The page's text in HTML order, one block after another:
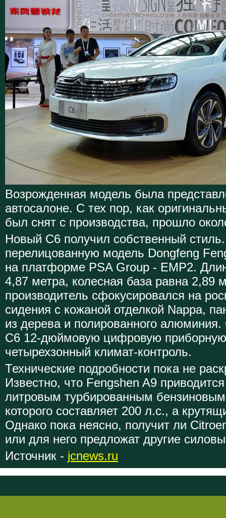
Возрожденная модель была
автосалоне. С тех пор, как
был снят с производства, прошло
Новый C6 получил собственный
перелицованную модель Dongfeng
на платформе PSA Group - EMP2.
4,87 метра, колесная база равна 2,89
производитель сфокусировался на
сидения с кожаной отделкой Nappa,
из дерева и полированного
C6 12-дюймовую цифровую
четырехзонный климат-контроль.
Технические подробности пока не
Известно, что Fengshen A9
литровым турбированным
которого составляет 200 л.с., а
Однако пока неясно, получит ли
или для него предложат другие
Источник - jcnews.ru